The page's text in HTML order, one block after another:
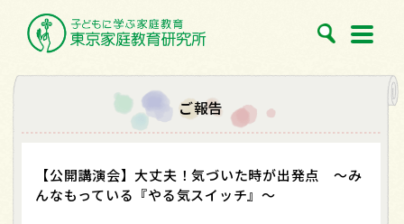
ご報告
【公開講演会】大丈夫！気づいた時が出発点 ～み
んなもっている『やる気スイッチ』～